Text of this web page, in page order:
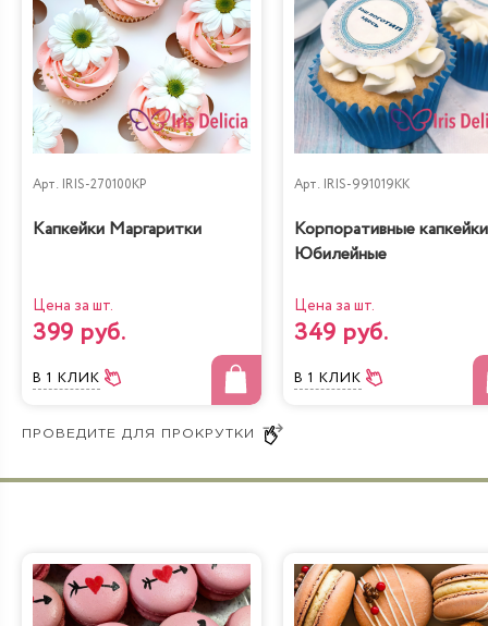
Арт. IRIS-270100KP
Капкейки Маргаритки
Цена за шт.
399 руб.
В 1 КЛИК
Арт. IRIS-991019KK
Корпоративные капкейки
Юбилейные
Цена за шт.
349 руб.
В 1 КЛИК